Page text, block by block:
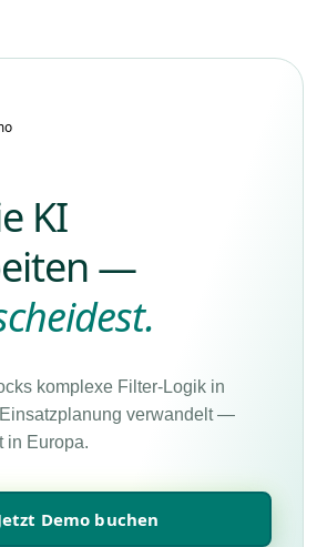
KI
—
komplexe Filter-Logik in
verwandelt —
in Europa.
Demo buchen